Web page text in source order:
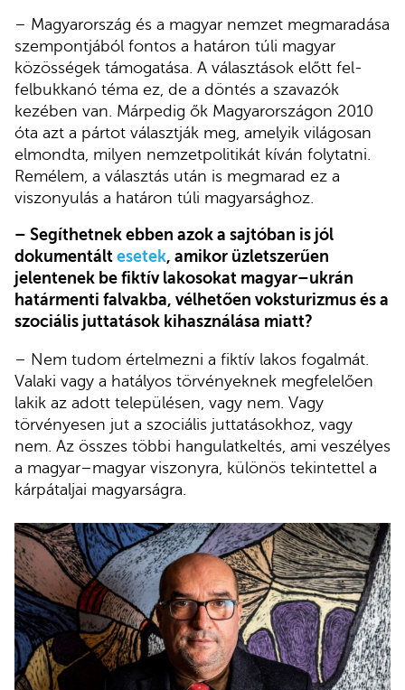
– Magyarország és a magyar nemzet megmaradása
szempontjából fontos a határon túli magyar
közösségek támogatása. A választások előtt fel-
felbukkanó téma ez, de a döntés a szavazók
kezében van. Márpedig ők Magyarországon 2010
óta azt a pártot választják meg, amelyik világosan
elmondta, milyen nemzetpolitikát kíván folytatni.
Remélem, a választás után is megmarad ez a
viszonyulás a határon túli magyarsághoz.
– Segíthetnek ebben azok a sajtóban is jól
dokumentált esetek, amikor üzletszerűen
jelentenek be fiktív lakosokat magyar–ukrán
határmenti falvakba, vélhetően voksturizmus és a
szociális juttatások kihasználása miatt?
– Nem tudom értelmezni a fiktív lakos fogalmát.
Valaki vagy a hatályos törvényeknek megfelelően
lakik az adott településen, vagy nem. Vagy
törvényesen jut a szociális juttatásokhoz, vagy
nem. Az összes többi hangulatkeltés, ami veszélyes
a magyar–magyar viszonyra, különös tekintettel a
kárpátaljai magyarságra.